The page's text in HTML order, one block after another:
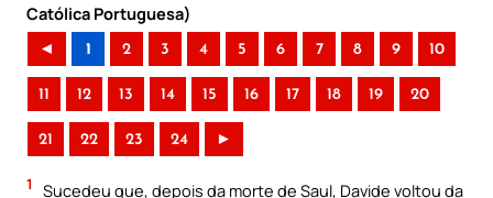
Católica Portuguesa)
◄ 1 2 3 4 5 6 7 8 9 10
11 12 13 14 15 16 17 18 19 20
21 22 23 24 ►
1
Sucedeu que, depois da morte de Saul, Davide voltou da